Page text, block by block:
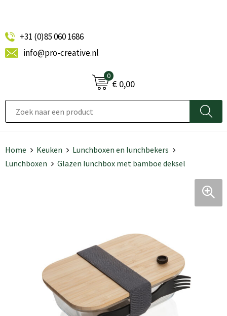
+31 (0)85 060 1686
info@pro-creative.nl
0
€ 0,00
Home Keuken
Lunchboxen en lunchbekers
Lunchboxen
Glazen lunchbox met bamboe deksel